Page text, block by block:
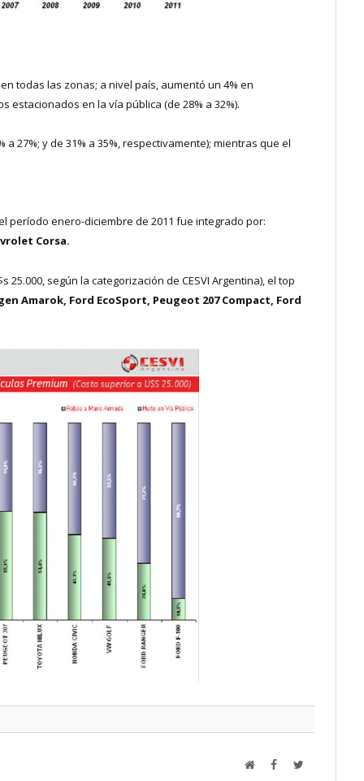
todas las zonas; a nivel país, aumentó un 4% en
estacionados en la vía pública (de 28% a 32%).
27%; y de 31% a 35%, respectivamente); mientras que el
período enero-diciembre de 2011 fue integrado por:
Corsa.
según la categorización de CESVI Argentina), el top
Amarok, Ford EcoSport, Peugeot 207 Compact, Ford
WebFacebookTwitter